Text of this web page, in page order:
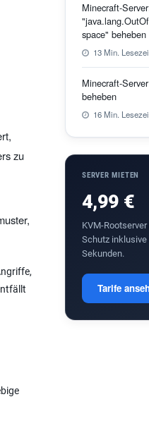
zu
Minecraft-
space" beheben
13 Min.
Minecraft-
beheben
16 Min.
SERVER MIETEN
4,99 €
KVM-
Schutz
Sekunden.
Tarife